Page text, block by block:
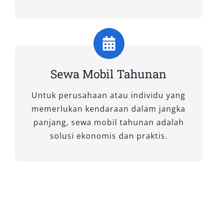
Harga murah memang menarik, namun jangan
abaikan kualitas layanan. Pastikan tarif yang
ditawarkan sudah termasuk fasilitas penting
seperti sopir, BBM (jika paket tertentu), atau
asuransi agar tidak muncul biaya tambahan di
akhir.
Sewa Mobil Tahunan
Untuk perusahaan atau individu yang
memerlukan kendaraan dalam jangka
panjang, sewa mobil tahunan adalah
solusi ekonomis dan praktis.